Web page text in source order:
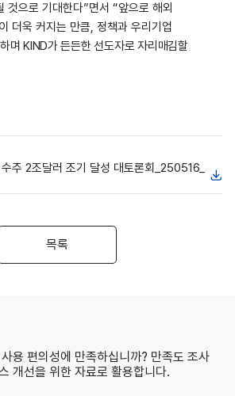
것으로 기대한다”면서 “앞으로 해외
더욱 커지는 만큼, 정책과 우리기업
며 KIND가 든든한 선도자로 자리매김할
주 2조달러 조기 달성 대토론회_250516_
목록
용 편의성에 만족하십니까? 만족도 조사
개선을 위한 자료로 활용합니다.